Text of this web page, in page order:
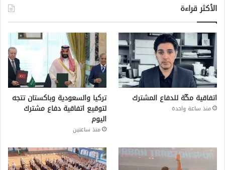
الأكثر قراءة
اتفاقية مكّة للدفاع المشترك
منذ ساعة واحدة
تركيا والسعودية وباكستان تتجه
لتوقيع اتفاقية دفاع مشترك
اليوم
منذ ساعتين